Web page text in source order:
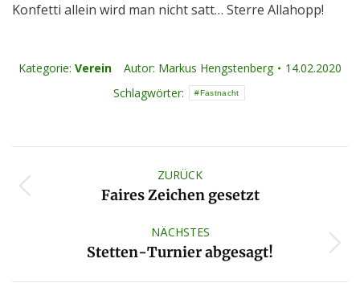
Konfetti allein wird man nicht satt… Sterre Allahopp!
Kategorie: Verein Autor: Markus Hengstenberg
14.02.2020
Schlagwörter:
Fastnacht
ZURÜCK
Vorheriger
Faires Zeichen gesetzt
NÄCHSTES
Nächster
Stetten-Turnier abgesagt!